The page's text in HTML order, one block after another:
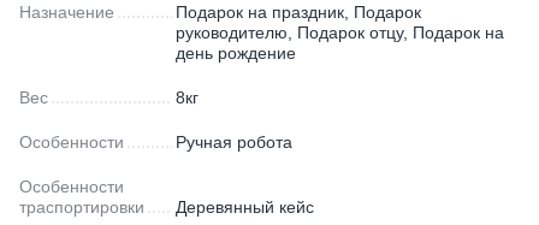
Назначение
Подарок на праздник, Подарок
руководителю, Подарок отцу, Подарок на
день рождение
Вес 8кг
Особенности Ручная робота
Особенности
траспортировки
Деревянный кейс